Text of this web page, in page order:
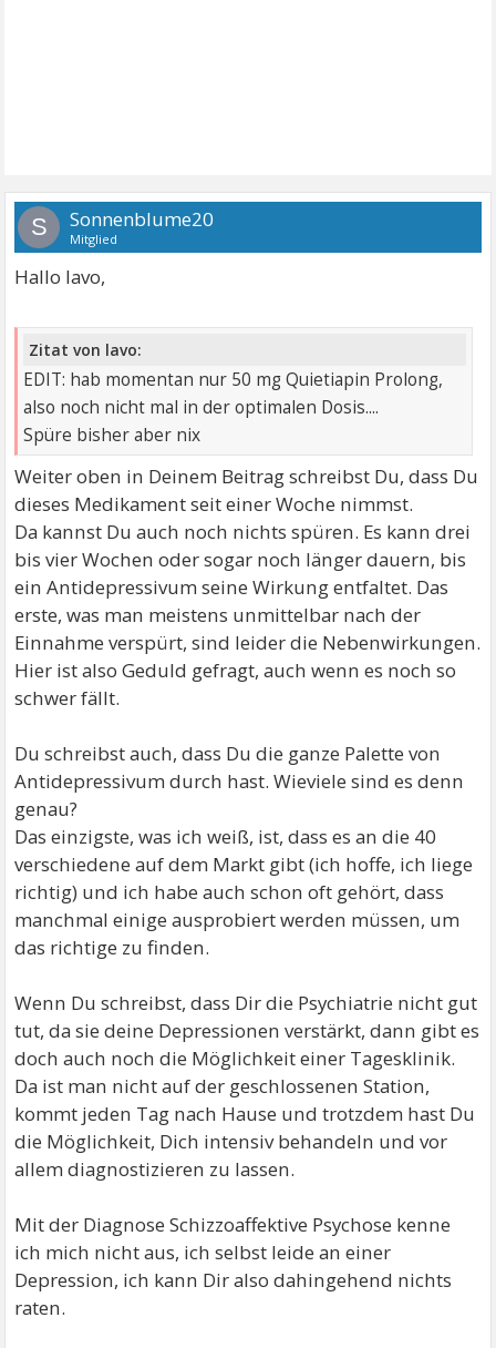
S Sonnenblume20
Mitglied
Hallo lavo,
Zitat von lavo:
EDIT: hab momentan nur 50 mg Quietiapin Prolong,
also noch nicht mal in der optimalen Dosis....
Spüre bisher aber nix
Weiter oben in Deinem Beitrag schreibst Du, dass Du
dieses Medikament seit einer Woche nimmst.
Da kannst Du auch noch nichts spüren. Es kann drei
bis vier Wochen oder sogar noch länger dauern, bis
ein Antidepressivum seine Wirkung entfaltet. Das
erste, was man meistens unmittelbar nach der
Einnahme verspürt, sind leider die Nebenwirkungen.
Hier ist also Geduld gefragt, auch wenn es noch so
schwer fällt.
Du schreibst auch, dass Du die ganze Palette von
Antidepressivum durch hast. Wieviele sind es denn
genau?
Das einzigste, was ich weiß, ist, dass es an die 40
verschiedene auf dem Markt gibt (ich hoffe, ich liege
richtig) und ich habe auch schon oft gehört, dass
manchmal einige ausprobiert werden müssen, um
das richtige zu finden.
Wenn Du schreibst, dass Dir die Psychiatrie nicht gut
tut, da sie deine Depressionen verstärkt, dann gibt es
doch auch noch die Möglichkeit einer Tagesklinik.
Da ist man nicht auf der geschlossenen Station,
kommt jeden Tag nach Hause und trotzdem hast Du
die Möglichkeit, Dich intensiv behandeln und vor
allem diagnostizieren zu lassen.
Mit der Diagnose Schizzoaffektive Psychose kenne
ich mich nicht aus, ich selbst leide an einer
Depression, ich kann Dir also dahingehend nichts
raten.